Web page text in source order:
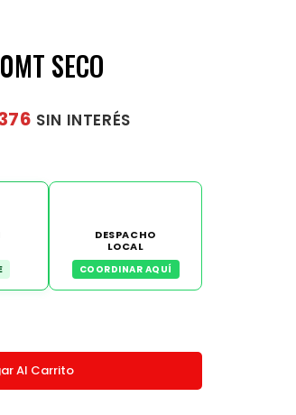
SECO
SIN INTERÉS
DESPACHO
LOCAL
COORDINAR AQUÍ
Al Carrito